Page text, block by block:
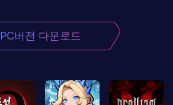
PC버전 다운로드